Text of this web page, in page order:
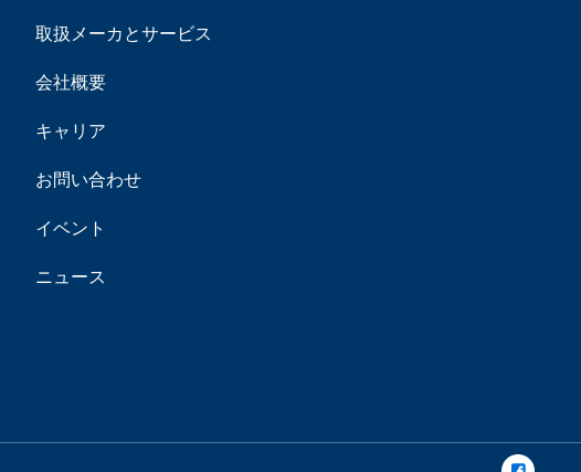
取扱メーカとサービス
会社概要
キャリア
お問い合わせ
イベント
ニュース